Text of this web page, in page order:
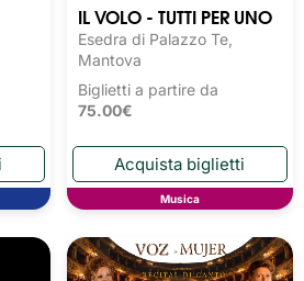
IL VOLO - TUTTI PER UNO
Esedra di Palazzo Te,
Mantova
Biglietti a partire da
75.00€
Musica